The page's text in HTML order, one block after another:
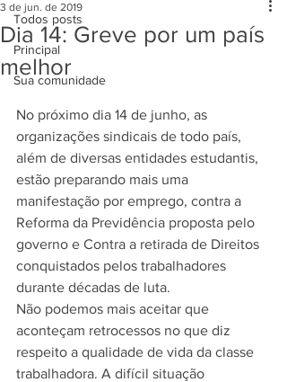
Todos posts
Principal
Sua comunidade
Dia 14: Greve por um país
melhor
3 de jun. de 2019
No próximo dia 14 de junho, as
organizações sindicais de todo país,
além de diversas entidades estudantis,
estão preparando mais uma
manifestação por emprego, contra a
Reforma da Previdência proposta pelo
governo e Contra a retirada de Direitos
conquistados pelos trabalhadores
durante décadas de luta.
Não podemos mais aceitar que
aconteçam retrocessos no que diz
respeito a qualidade de vida da classe
trabalhadora. A difícil situação